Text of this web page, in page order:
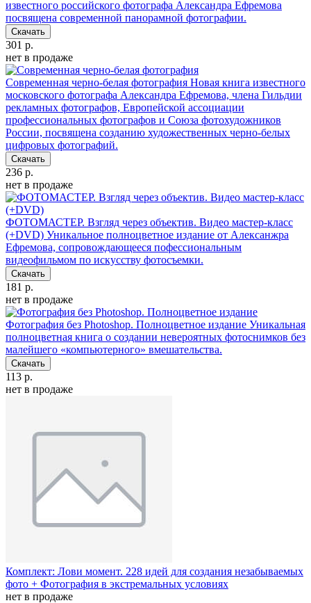
известного российского фотографа Александра Ефремова
посвящена современной панорамной фотографии.
Скачать
301 р.
нет в продаже
Современная черно-белая фотография Новая книга известного
московского фотографа Александра Ефремова, члена Гильдии
рекламных фотографов, Европейской ассоциации
профессиональных фотографов и Союза фотохудожников
России, посвящена созданию художественных черно-белых
цифровых фотографий.
Скачать
236 р.
нет в продаже
ФОТОМАСТЕР. Взгляд через объектив. Видео мастер-класс
(+DVD) Уникальное полноцветное издание от Алексанжра
Ефремова, сопровождающееся пофессиональным
видеофильмом по искусству фотосъемки.
Скачать
181 р.
нет в продаже
Фотография без Photoshop. Полноцветное издание Уникальная
полноцветная книга о создании невероятных фотоснимков без
малейшего «компьютерного» вмешательства.
Скачать
113 р.
нет в продаже
Комплект: Лови момент. 228 идей для создания незабываемых
фото + Фотография в экстремальных условиях
нет в продаже